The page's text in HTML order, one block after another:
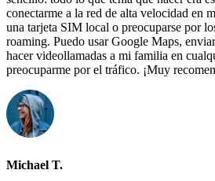
conectarme a la red de alta velocidad en
una tarjeta SIM local o preocuparse por
roaming. Puedo usar Google Maps,
hacer videollamadas a mi familia en
preocuparme por el tráfico. ¡Muy
Michael T.